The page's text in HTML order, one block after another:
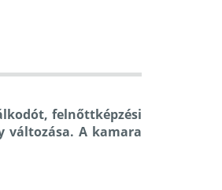
felnőttképzési
változása. A kamara